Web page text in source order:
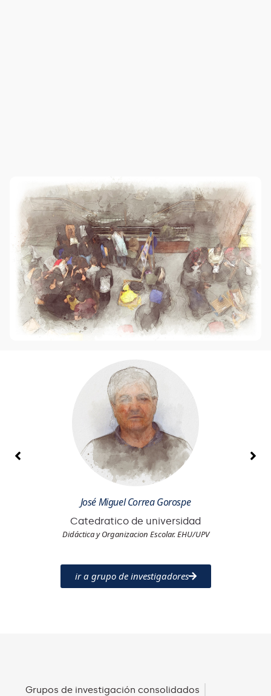
José Miguel Correa Gorospe
Catedratico de universidad
Didáctica y Organizacion Escolar. EHU/UPV
ir a grupo de investigadores
Grupos de investigación consolidados